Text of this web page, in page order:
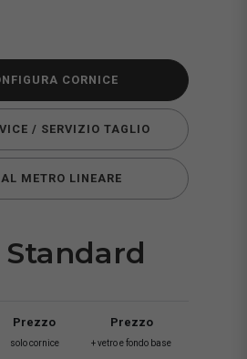
CORNICE
/ SERVIZIO TAGLIO
METRO LINEARE
Prezzo
solo cornice
Prezzo
+ vetro e fondo base